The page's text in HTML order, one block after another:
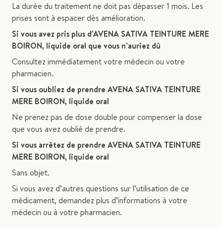
La durée du traitement ne doit pas dépasser 1 mois. Les
prises sont à espacer dès amélioration.
Si vous avez pris plus d’AVENA SATIVA TEINTURE MERE
BOIRON, liquide oral que vous n’auriez dû
Consultez immédiatement votre médecin ou votre
pharmacien.
Si vous oubliez de prendre AVENA SATIVA TEINTURE
MERE BOIRON, liquide oral
Ne prenez pas de dose double pour compenser la dose
que vous avez oublié de prendre.
Si vous arrêtez de prendre AVENA SATIVA TEINTURE
MERE BOIRON, liquide oral
Sans objet.
Si vous avez d’autres questions sur l’utilisation de ce
médicament, demandez plus d’informations à votre
médecin ou à votre pharmacien.